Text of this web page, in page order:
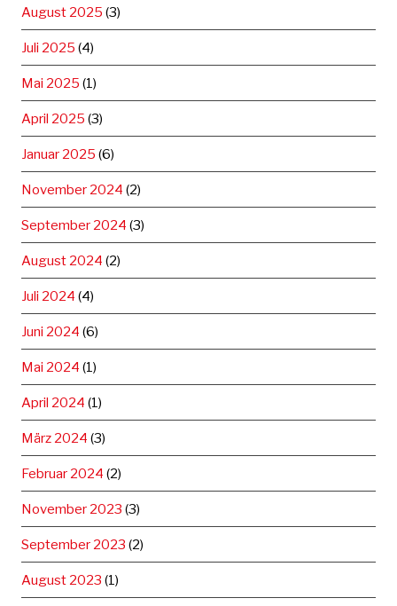
August 2025 (3)
Juli 2025 (4)
Mai 2025 (1)
April 2025 (3)
Januar 2025 (6)
November 2024 (2)
September 2024 (3)
August 2024 (2)
Juli 2024 (4)
Juni 2024 (6)
Mai 2024 (1)
April 2024 (1)
März 2024 (3)
Februar 2024 (2)
November 2023 (3)
September 2023 (2)
August 2023 (1)